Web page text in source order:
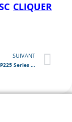
CLIQUER
SUIVANT
TSC TTP323 – TTP225 Series / Imprimante d’étiquettes de bureau transfert thermique